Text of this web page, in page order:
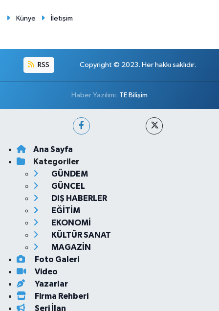
Künye İletişim
RSS Copyright © 2023. Her hakkı saklıdır.
Haber Yazılımı: TE Bilişim
Ana Sayfa
Kategoriler
GÜNDEM
GÜNCEL
DIŞ HABERLER
EĞİTİM
EKONOMİ
KÜLTÜR SANAT
MAGAZİN
Foto Galeri
Video
Yazarlar
Firma Rehberi
Seri İlan